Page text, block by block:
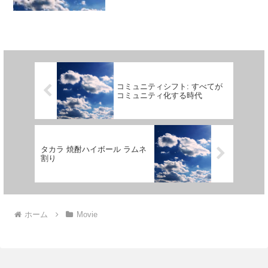
コミュニティシフト: すべてが
コミュニティ化する時代
タカラ 焼酎ハイボール ラムネ
割り
ホーム Movie